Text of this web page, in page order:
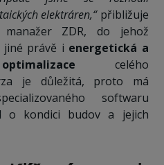
elektráren,“přibližuje
manažer ZDR, do jehož
jiné právě i energetická a
celého
je důležitá, proto má
softwaru
o kondici budov a jejich